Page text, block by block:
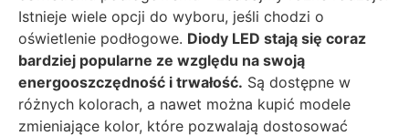
Istnieje wiele opcji do wyboru, jeśli chodzi o
oświetlenie podłogowe. Diody LED stają się coraz
bardziej popularne ze względu na swoją
energooszczędność i trwałość. Są dostępne w
różnych kolorach, a nawet można kupić modele
zmieniające kolor, które pozwalają dostosować